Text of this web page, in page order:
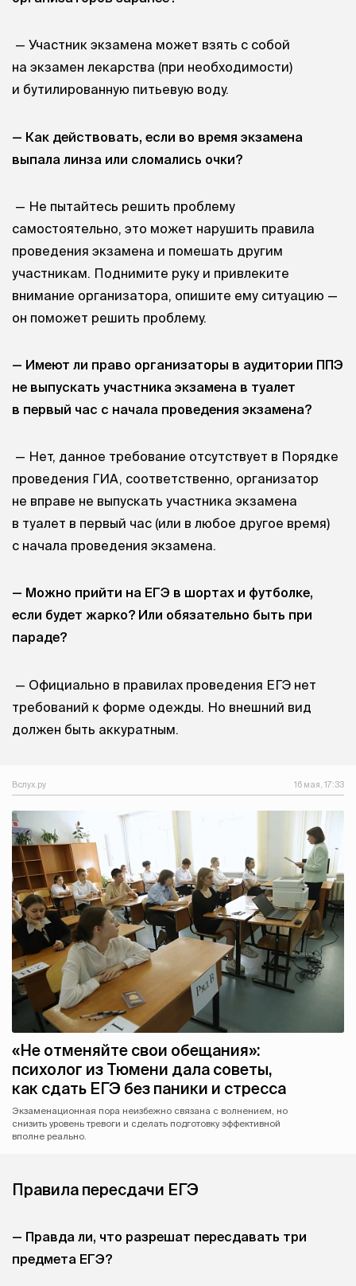
— Участник экзамена может взять с собой
на экзамен лекарства (при необходимости)
и бутилированную питьевую воду.
— Как действовать, если во время экзамена
выпала линза или сломались очки?
— Не пытайтесь решить проблему
самостоятельно, это может нарушить правила
проведения экзамена и помешать другим
участникам. Поднимите руку и привлеките
внимание организатора, опишите ему ситуацию —
он поможет решить проблему.
— Имеют ли право организаторы в аудитории ППЭ
не выпускать участника экзамена в туалет
в первый час с начала проведения экзамена?
— Нет, данное требование отсутствует в Порядке
проведения ГИА, соответственно, организатор
не вправе не выпускать участника экзамена
в туалет в первый час (или в любое другое время)
с начала проведения экзамена.
— Можно прийти на ЕГЭ в шортах и футболке,
если будет жарко? Или обязательно быть при
параде?
— Официально в правилах проведения ЕГЭ нет
требований к форме одежды. Но внешний вид
должен быть аккуратным.
Вслух.ру 16 мая, 17:33
«Не отменяйте свои обещания»:
психолог из Тюмени дала советы,
как сдать ЕГЭ без паники и стресса
Экзаменационная пора неизбежно связана с волнением, но
снизить уровень тревоги и сделать подготовку эффективной
вполне реально.
Правила пересдачи ЕГЭ
— Правда ли, что разрешат пересдавать три
предмета ЕГЭ?